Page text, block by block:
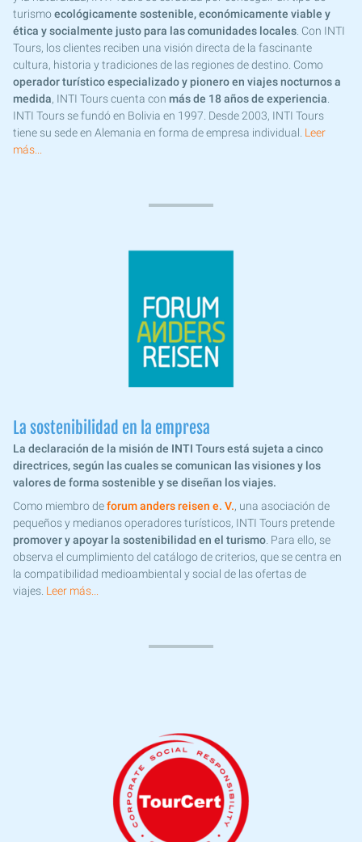
turismoecológicamente sostenible, económicamente viable y
ética y socialmente justo para las comunidades locales . Con INTI
Tours, los clientes reciben una visión directa de la fascinante
cultura, historia y tradiciones de las regiones de destino. Como
operador turístico especializado y pionero en viajes nocturnos a
medida, INTI Tours cuenta con más de 18 años de experiencia
INTI Tours se fundó en Bolivia en 1997. Desde 2003, INTI Tours
tiene su sede en Alemania en forma de empresa individual. Leer
más...
La sostenibilidad en la empresa
La declaración de la misión de INTI Tours está sujeta a cinco
directrices, según las cuales se comunican las visiones y los
valores de forma sostenible y se diseñan los viajes.
Como miembro deforum anders reisen e. V., una asociación de
pequeños y medianos operadores turísticos, INTI Tours pretende
promover y apoyar la sostenibilidad en el turismo . Para ello, se
observa el cumplimiento del catálogo de criterios, que se centra en
la compatibilidad medioambiental y social de las ofertas de
viajes. Leer más...